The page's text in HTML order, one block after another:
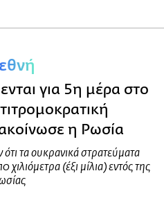
για 5η μέρα στο
η Ρωσία
τα ουκρανικά στρατεύματα
χιλιόμετρα (έξι μίλια) εντός της